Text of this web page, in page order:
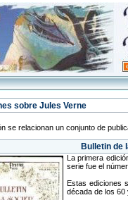
sobre Jules Verne
se relacionan un conjunto de
Bulletin de
La primera
serie fue el
Estas ediciones
década de los 60